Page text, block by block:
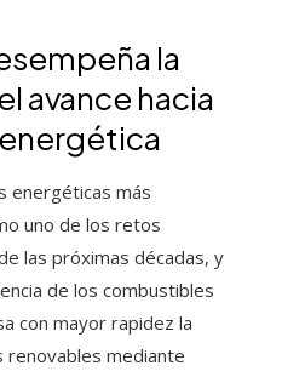
la
avance hacia
energéticas más
uno de los retos
las próximas décadas, y
de los combustibles
con mayor rapidez la
renovables mediante